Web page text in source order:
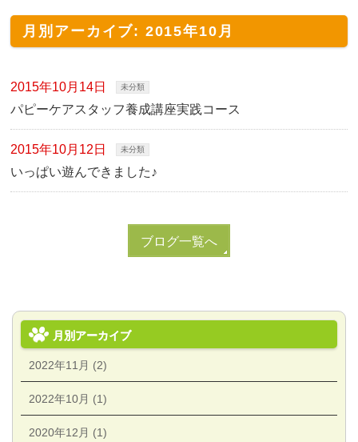
月別アーカイブ: 2015年10月
2015年10月14日 未分類
パピーケアスタッフ養成講座実践コース
2015年10月12日 未分類
いっぱい遊んできました♪
ブログ一覧へ
月別アーカイブ
2022年11月 (2)
2022年10月 (1)
2020年12月 (1)